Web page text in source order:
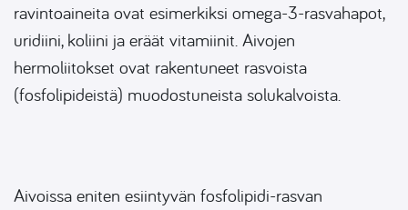
ravintoaineita ovat esimerkiksi omega-3-rasvahapot,
uridiini, koliini ja eräät vitamiinit. Aivojen
hermoliitokset ovat rakentuneet rasvoista
(fosfolipideistä) muodostuneista solukalvoista.
Aivoissa eniten esiintyvän fosfolipidi-rasvan